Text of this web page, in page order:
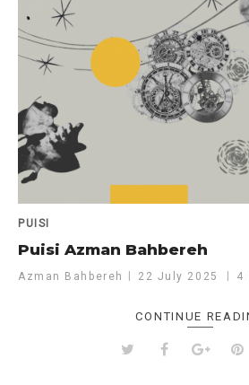
PUISI
Puisi Azman Bahbereh
Azman Bahbereh 22 July 2025 4
CONTINUE